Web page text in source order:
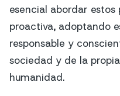
esencial abordar
proactiva, adoptando
responsable y
sociedad y de la
humanidad.